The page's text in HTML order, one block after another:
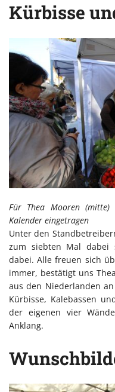
Kürbisse
Für Thea Mooren
Kalender eingetragen
Unter den
zum siebten Mal dabei
dabei. Alle freuen sich
immer, bestätigt uns
aus den Niederlanden
Kürbisse, Kalebassen
der eigenen vier
Anklang.